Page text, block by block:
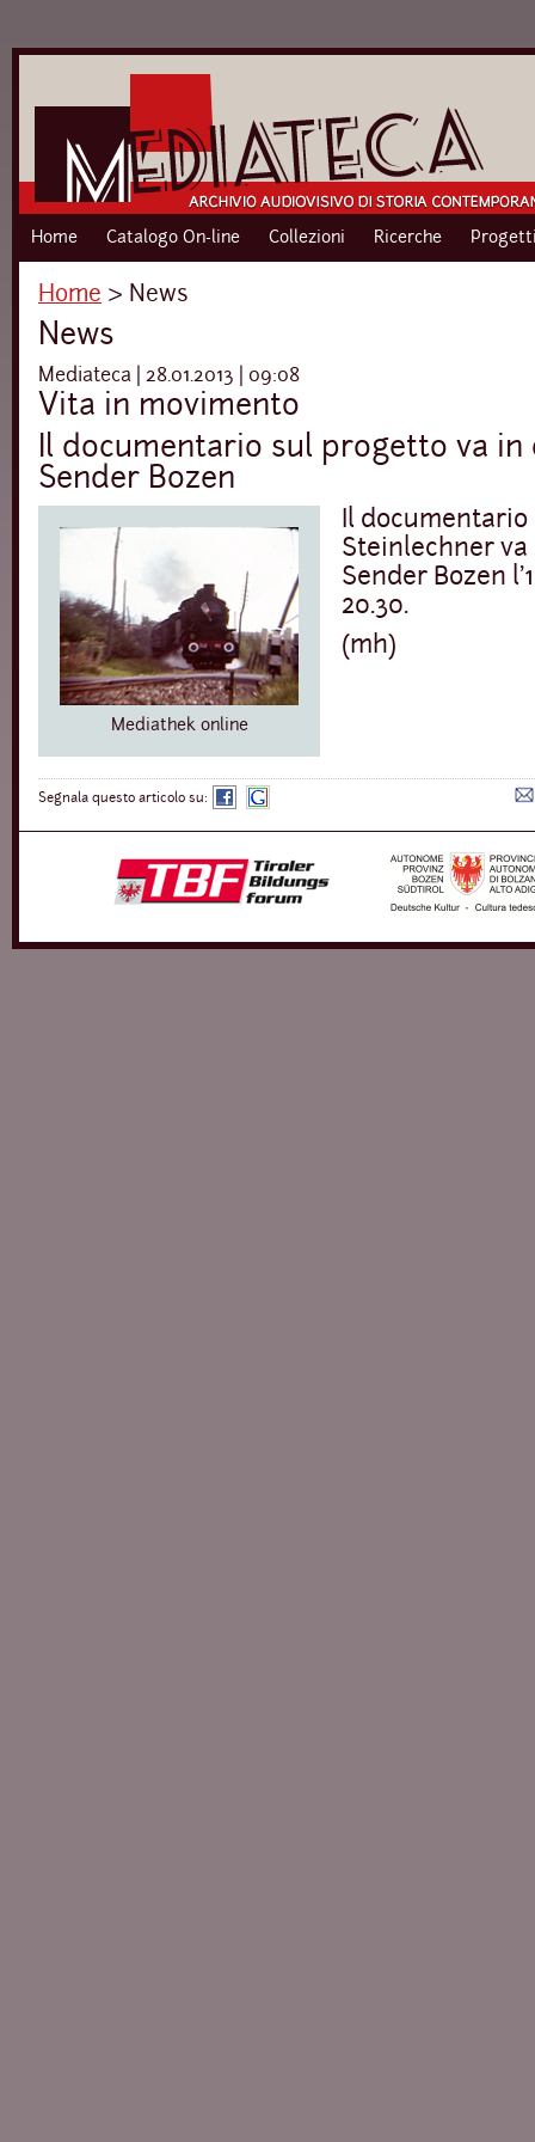
Home Catalogo On-line Collezioni Ricerche
Home › News
News
Mediateca | 28.01.2013 | 09:08
Vita in movimento
Il documentario sul progetto va in
Sender Bozen
Mediathek online
Il
Steinlechner va
Sender Bozen
20.30.
(mh)
Segnala questo articolo su:
SegnalaSegnala